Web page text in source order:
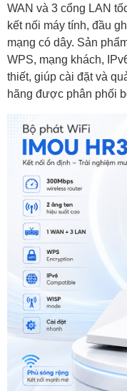
WAN và 3 cổng LAN
kết nối máy tính, đầu
mạng có dây. Sản
WPS, mạng khách,
thiết, giúp cài đặt và
hãng được phân phối